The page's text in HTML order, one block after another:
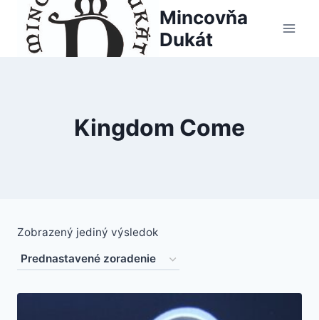
content
Mincovňa
Dukát
Kingdom Come
Zobrazený jediný výsledok